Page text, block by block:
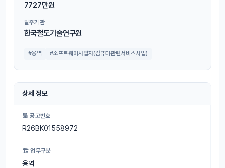
7727만원
발주기관
한국철도기술연구원
#용역 #소프트웨어사업자(컴퓨터관련서비스사업)
상세 정보
🔢 공고번호
R26BK01558972
🏗 업무구분
용역